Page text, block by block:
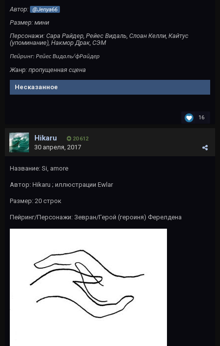
Автор: @Jenya66
Размер: мини
Персонажи: Сара Райдер, Рейес Видаль, Слоан Келли, Кайтус
(упоминание), Накмор Драк, СЭМ
Пейринг: Рейес Видаль/фРайдер
Жанр: пропущенная сцена
Несказанное
16
Hikaru 20 612
30 апреля, 2017
Название: Si, amore
Автор: Hikaru ; иллюстрации Ewlar
Размер: 20 строк
Пейринг/Персонажи: Зевран/Герой (героиня) Ферелдена